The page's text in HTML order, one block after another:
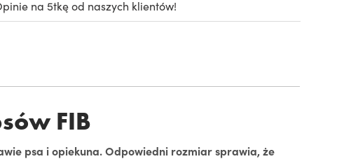
na 5tkę od naszych klientów!
FIB
psa i opiekuna. Odpowiedni rozmiar sprawia, że